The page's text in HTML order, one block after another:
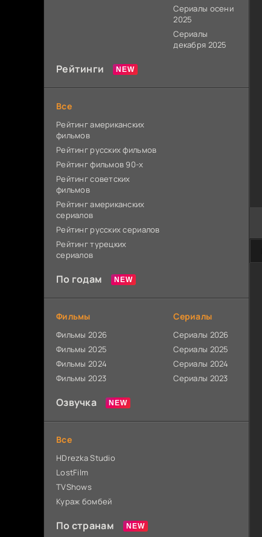
Сериалы осени
2025
Сериалы
декабря 2025
Рейтинги
Все
Рейтинг американских
фильмов
Рейтинг русских фильмов
Рейтинг фильмов 90-х
Рейтинг советских
фильмов
Рейтинг американских
сериалов
Рейтинг русских сериалов
Рейтинг турецких
сериалов
По годам
Фильмы
Фильмы 2026
Фильмы 2025
Фильмы 2024
Фильмы 2023
Сериалы
Сериалы 2026
Сериалы 2025
Сериалы 2024
Сериалы 2023
Озвучка
Все
HDrezka Studio
LostFilm
TVShows
Кураж бомбей
По странам